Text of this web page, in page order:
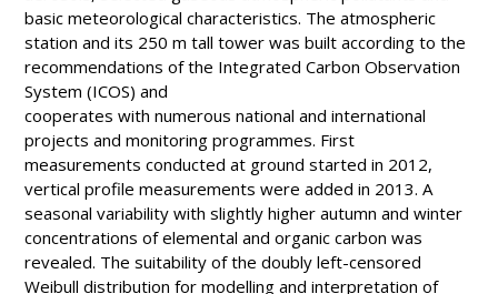
basic meteorological characteristics. The atmospheric
station and its 250 m tall tower was built according to the
recommendations of the Integrated Carbon Observation
System (ICOS) and
cooperates with numerous national and international
projects and monitoring programmes. First
measurements conducted at ground started in 2012,
vertical profile measurements were added in 2013. A
seasonal variability with slightly higher autumn and winter
concentrations of elemental and organic carbon was
revealed. The suitability of the doubly left-censored
Weibull distribution for modelling and interpretation of